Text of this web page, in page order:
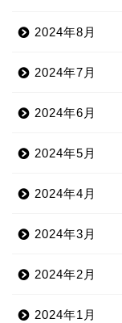
2024年8月
2024年7月
2024年6月
2024年5月
2024年4月
2024年3月
2024年2月
2024年1月